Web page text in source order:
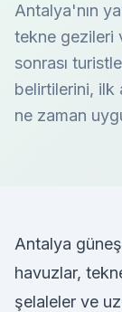
Antalya'nın
tekne gezileri
sonrası
belirtilerini, ilk
ne zaman
Antalya
havuzlar,
şelaleler ve